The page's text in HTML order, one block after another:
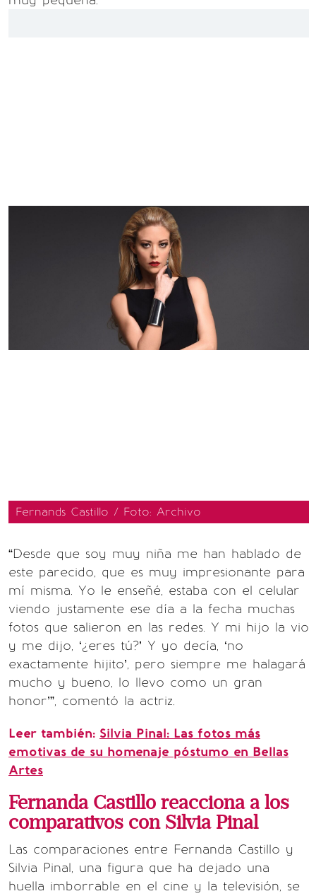
Fernands Castillo / Foto: Archivo
“Desde que soy muy niña me han hablado de
este parecido, que es muy impresionante para
mí misma. Yo le enseñé, estaba con el celular
viendo justamente ese día a la fecha muchas
fotos que salieron en las redes. Y mi hijo la vio
y me dijo, ‘¿eres tú?’ Y yo decía, ‘no
exactamente hijito’, pero siempre me halagará
mucho y bueno, lo llevo como un gran
honor’”, comentó la actriz.
Leer también: Silvia Pinal: Las fotos más
emotivas de su homenaje póstumo en Bellas
Artes
Fernanda Castillo reacciona a los
comparativos con Silvia Pinal
Las comparaciones entre Fernanda Castillo y
Silvia Pinal, una figura que ha dejado una
huella imborrable en el cine y la televisión, se